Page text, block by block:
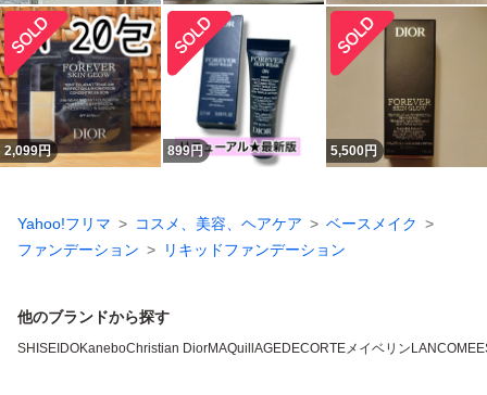
2,099円 899円 5,500円
Yahoo!フリマ コスメ、美容、ヘアケア
ベースメイク
ファンデーション
リキッドファンデーション
他のブランドから探す
SHISEIDOKaneboChristian DiorMAQuillAGEDECORTEメイベリン LANCOME